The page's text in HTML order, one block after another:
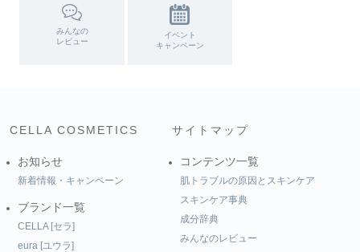
みんなの
レビュー
イベント
キャンペーン
CELLA COSMETICS
お知らせ
新着情報・キャンペーン
ブランド一覧
CELLA [セラ]
eura [ユウラ]
サイトマップ
コンテンツ一覧
肌トラブルの原因とスキンケア
スキンケア事典
成分辞典
みんなのレビュー